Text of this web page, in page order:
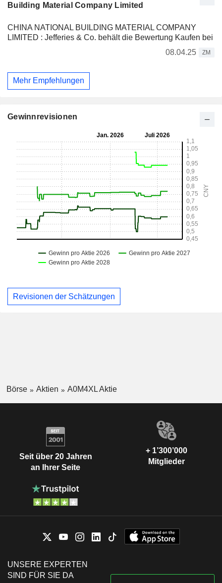
Building Material Company Limited
CHINA NATIONAL BUILDING MATERIAL COMPANY
LIMITED : Jefferies & Co. behält die Bewertung Kaufen bei
08.04.25
ZM
Mehr Empfehlungen
Gewinnrevisionen
Revisionen der Schätzungen
Börse Aktien A0M4XL Aktie
Seit über 20 Jahren
an Ihrer Seite
+ 1’300’000
Mitglieder
UNSERE EXPERTEN
SIND FÜR SIE DA